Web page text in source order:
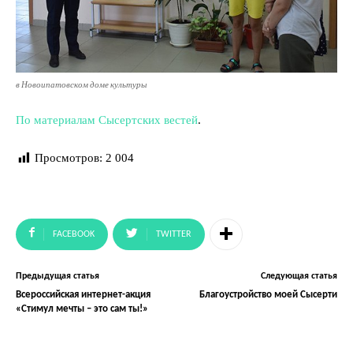
в Новоипатовском доме культуры
По материалам Сысертских вестей.
Просмотров: 2 004
FACEBOOK TWITTER
Предыдущая статья
Всероссийская интернет-акция
«Стимул мечты – это сам ты!»
Следующая статья
Благоустройство моей Сысерти